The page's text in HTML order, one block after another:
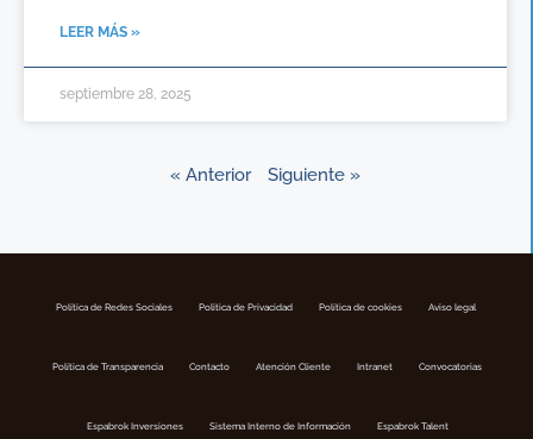
LEER MÁS »
septiembre 28, 2025
« Anterior Siguiente »
Política de Redes Sociales Politica de Privacidad Política de cookies Aviso legal
Política de Transparencia Contacto Atención Cliente Intranet Convocatorias
Espabrok Inversiones Sistema Interno de Información Espabrok Talent